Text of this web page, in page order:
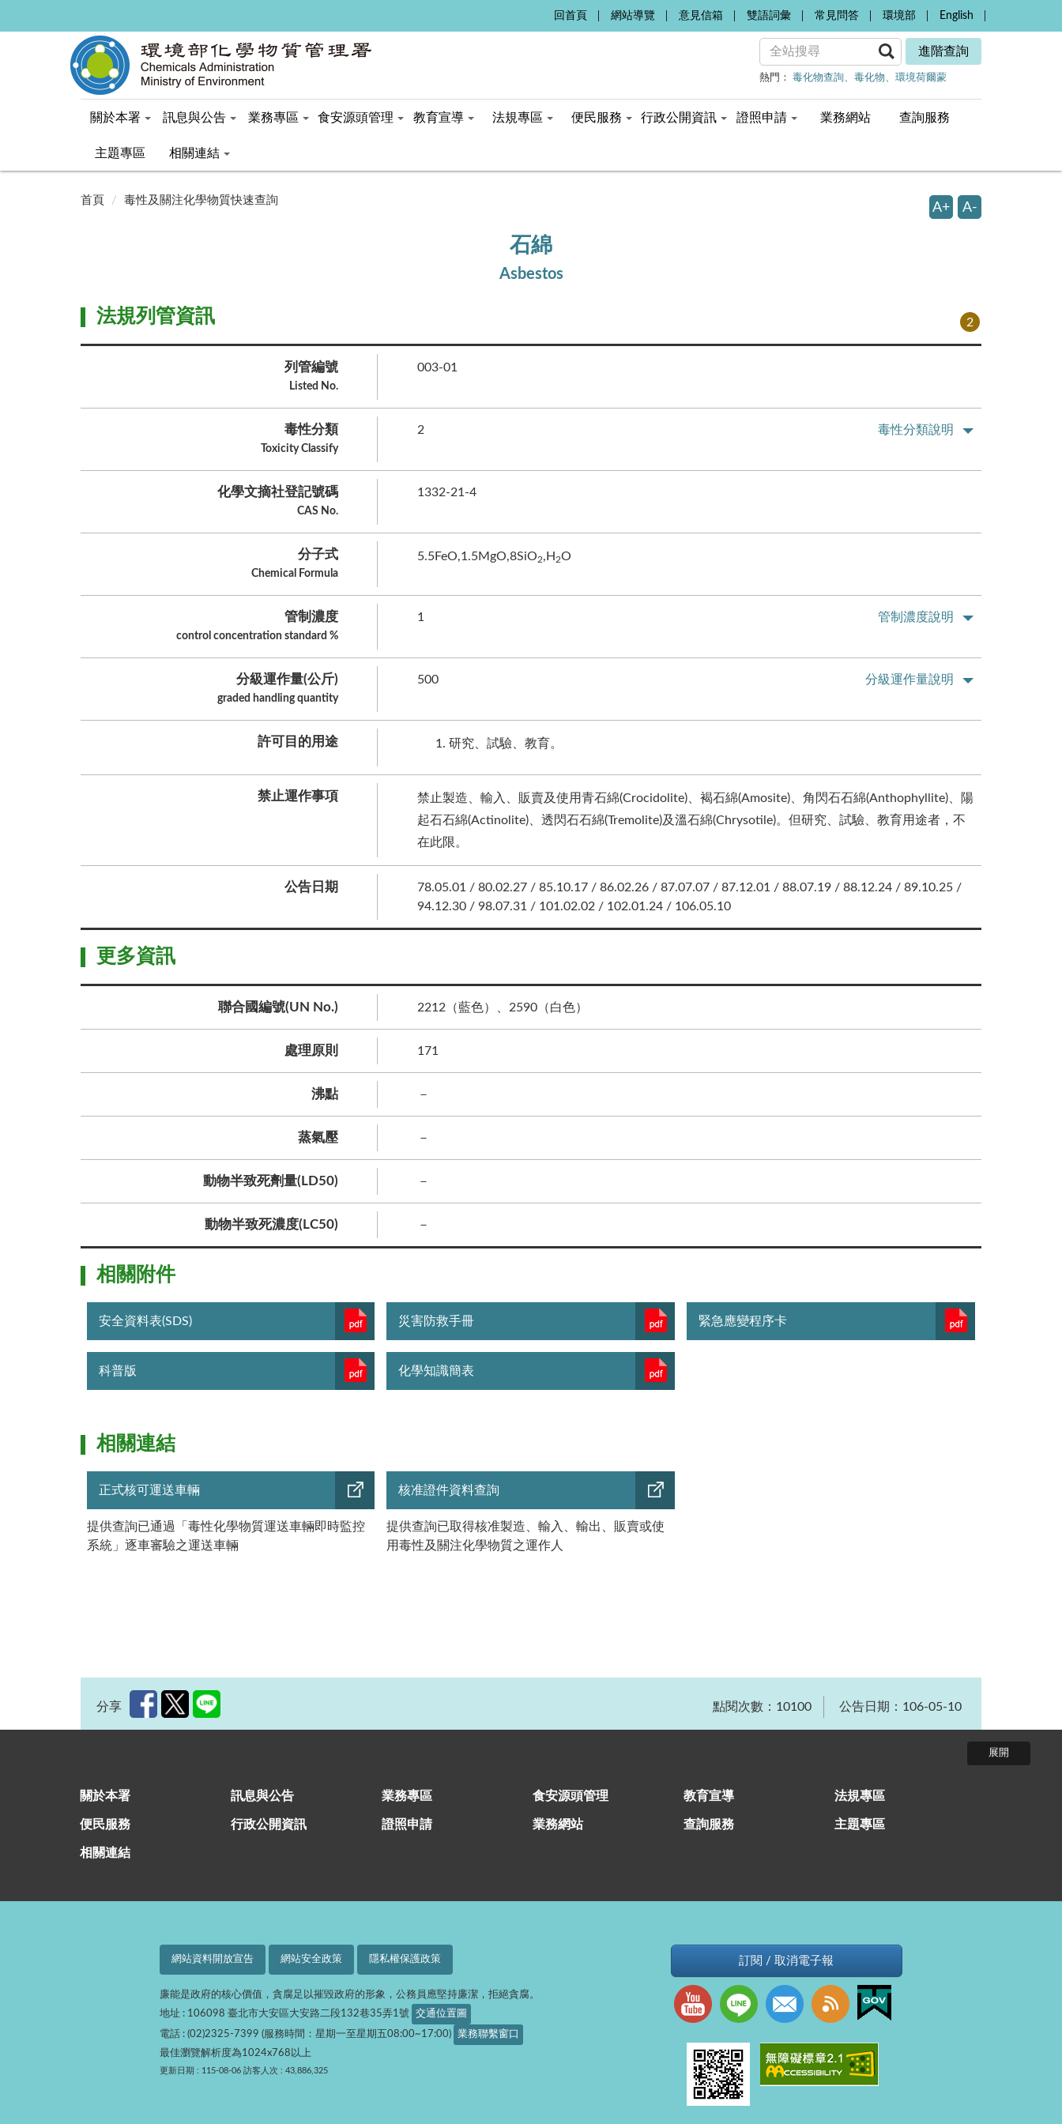
回首頁 網站導覽 意見信箱 雙語詞彙 常見問答 環境部 English
進階查詢
熱門： 毒化物查詢 毒化物 環境荷爾蒙
關於本署 訊息與公告 業務專區 食安源頭管理 教育宣導 法規專區 便民服務 行政公開資訊 證照申請 業務網站 查詢服務
主題專區 相關連結
首頁 毒性及關注化學物質快速查詢
A+ A-
石綿
Asbestos
2
法規列管資訊
列管編號
Listed No.
003-01
毒性分類
Toxicity Classify
2 毒性分類說明
化學文摘社登記號碼
CAS No.
1332-21-4
分子式
Chemical Formula
5.5FeO,1.5MgO,8SiO2,H 2O
管制濃度
control concentration standard %
1 管制濃度說明
分級運作量(公斤)
graded handling quantity
500 分級運作量說明
許可目的用途 研究、試驗、教育。
禁止運作事項
禁止製造、輸入、販賣及使用青石綿(Crocidolite)、褐石綿(Amosite)、角閃石石綿(Anthophyllite)、陽
起石石綿(Actinolite)、透閃石石綿(Tremolite)及溫石綿(Chrysotile)。但研究、試驗、教育用途者，不
在此限。
公告日期
78.05.01 / 80.02.27 / 85.10.17 / 86.02.26 / 87.07.07 / 87.12.01 / 88.07.19 / 88.12.24 / 89.10.25 /
94.12.30 / 98.07.31 / 101.02.02 / 102.01.24 / 106.05.10
更多資訊
聯合國編號(UN No.) 2212（藍色）、2590（白色）
處理原則 171
沸點 －
蒸氣壓 －
動物半致死劑量(LD50) －
動物半致死濃度(LC50) －
相關附件
安全資料表(SDS) 災害防救手冊 緊急應變程序卡
科普版 化學知識簡表
相關連結
正式核可運送車輛
提供查詢已通過「毒性化學物質運送車輛即時監控
系統」逐車審驗之運送車輛
核准證件資料查詢
提供查詢已取得核准製造、輸入、輸出、販賣或使
用毒性及關注化學物質之運作人
分享 點閱次數：10100 公告日期：106-05-10
關於本署 訊息與公告 業務專區 食安源頭管理 教育宣導 法規專區
便民服務 行政公開資訊 證照申請 業務網站 查詢服務 主題專區
相關連結
網站資料開放宣告 網站安全政策 隱私權保護政策
廉能是政府的核心價值，貪腐足以摧毀政府的形象，公務員應堅持廉潔，拒絕貪腐。
地址 : 106098 臺北市大安區大安路二段132巷35弄1號
交通位置圖
電話 : (02)2325-7399 (服務時間：星期一至星期五08:00~17:00)
業務聯繫窗口
最佳瀏覽解析度為1024x768以上
更新日期 : 115-08-06 訪客人次 : 43,886,325
訂閱 / 取消電子報